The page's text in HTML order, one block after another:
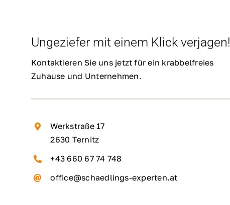
Ungeziefer mit einem Klick verjagen!
Kontaktieren Sie uns jetzt für ein krabbelfreies
Zuhause und Unternehmen.
Werkstraße 17
2630 Ternitz
+43 660 67 74 748
office@schaedlings-experten.at